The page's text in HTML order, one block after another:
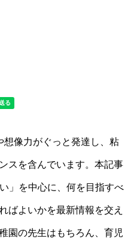
像力がぐっと発達し、粘
スを含んでいます。本記事
」を中心に、何を目指すべ
ばよいかを最新情報を交え
園の先生はもちろん、育児